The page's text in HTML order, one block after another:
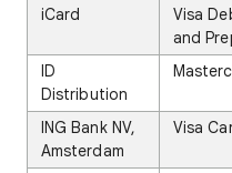
iCard
Visa
and
ID
Distribution
ING Bank NV,
Amsterdam
Visa